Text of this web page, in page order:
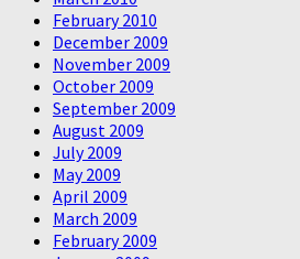
February 2010
December 2009
November 2009
October 2009
September 2009
August 2009
July 2009
May 2009
April 2009
March 2009
February 2009